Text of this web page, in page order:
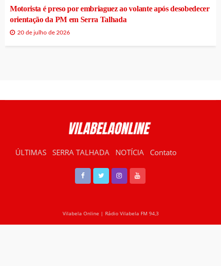
Motorista é preso por embriaguez ao volante após desobedecer
orientação da PM em Serra Talhada
20 de julho de 2026
ÚLTIMAS SERRA TALHADA NOTÍCIA Contato
Vilabela Online | Rádio Vilabela FM 94,3